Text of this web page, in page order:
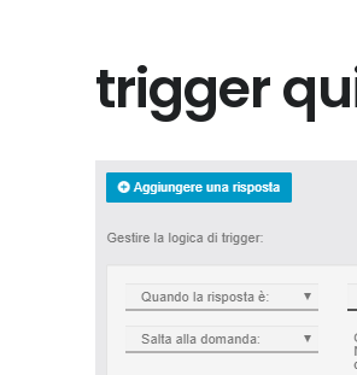
trigger